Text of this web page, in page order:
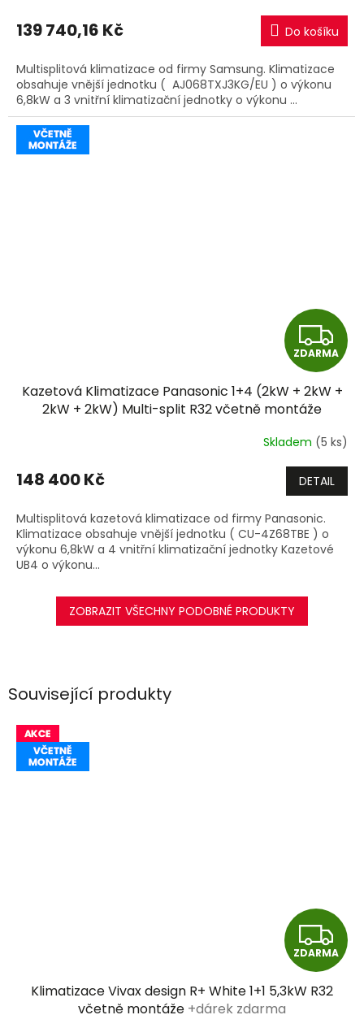
Související produkty
Z
D
A
ZDARMA
Klimatizace Vivax design R+ White 1+1 5,3kW R32
včetně montáže +dárek zdarma
M
A
139 740,16 Kč Do košíku
Multisplitová klimatizace od firmy Samsung. Klimatizace
obsahuje vnější jednotku ( AJ068TXJ3KG/EU ) o výkonu
6,8kW a 3 vnitřní klimatizační jednotky o výkonu ...
Z
D
A
R
M
A
ZDARMA
Kazetová Klimatizace Panasonic 1+4 (2kW + 2kW +
2kW + 2kW) Multi-split R32 včetně montáže
Skladem (5 ks)
148 400 Kč DETAIL
Multisplitová kazetová klimatizace od firmy Panasonic.
Klimatizace obsahuje vnější jednotku ( CU-4Z68TBE ) o
výkonu 6,8kW a 4 vnitřní klimatizační jednotky Kazetové
UB4 o výkonu...
ZOBRAZIT VŠECHNY PODOBNÉ PRODUKTY